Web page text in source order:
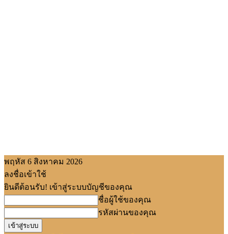
พฤหัส 6 สิงหาคม 2026
ลงชื่อเข้าใช้
ยินดีต้อนรับ! เข้าสู่ระบบบัญชีของคุณ
ชื่อผู้ใช้ของคุณ
รหัสผ่านของคุณ